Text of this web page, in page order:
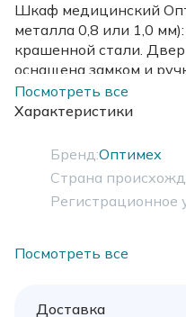
Шкаф медицинский
металла 0,8 или 1,0
крашенной стали.
оснащена замком и
верхней секции и одна
Посмотреть все
Характеристики
Бренд:Оптимех
Страна
Регистрационное
Посмотреть все
Доставка